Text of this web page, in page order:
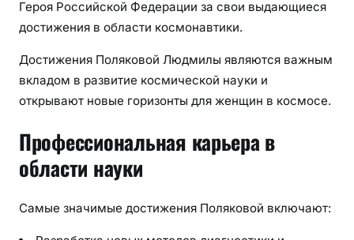
Героя Российской Федерации за свои выдающиеся
достижения в области космонавтики.
Достижения Поляковой Людмилы являются важным
вкладом в развитие космической науки и
открывают новые горизонты для женщин в космосе.
Профессиональная карьера в
области науки
Самые значимые достижения Поляковой включают: